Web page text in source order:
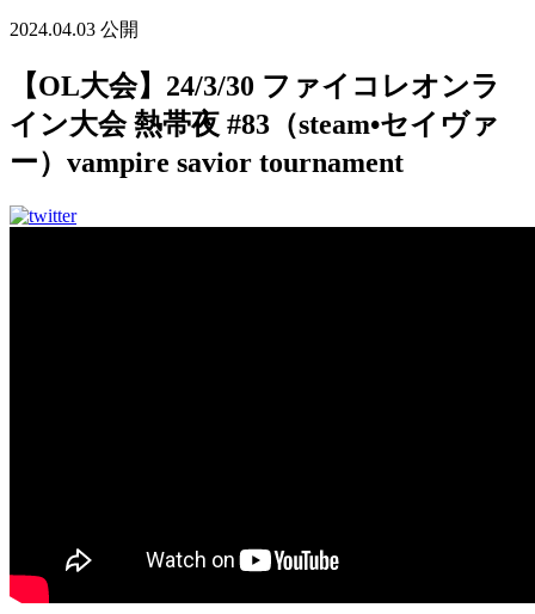
2024.04.03 公開
【OL大会】24/3/30 ファイコレオンラ
イン大会 熱帯夜 #83（steam•セイヴァ
ー）vampire savior tournament